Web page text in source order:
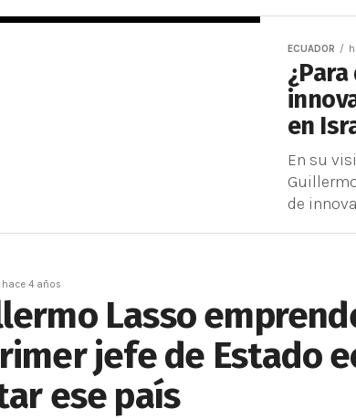
ECUADOR
en
En su
de
hace 4 años
Lasso
jefe de Estado
ese país